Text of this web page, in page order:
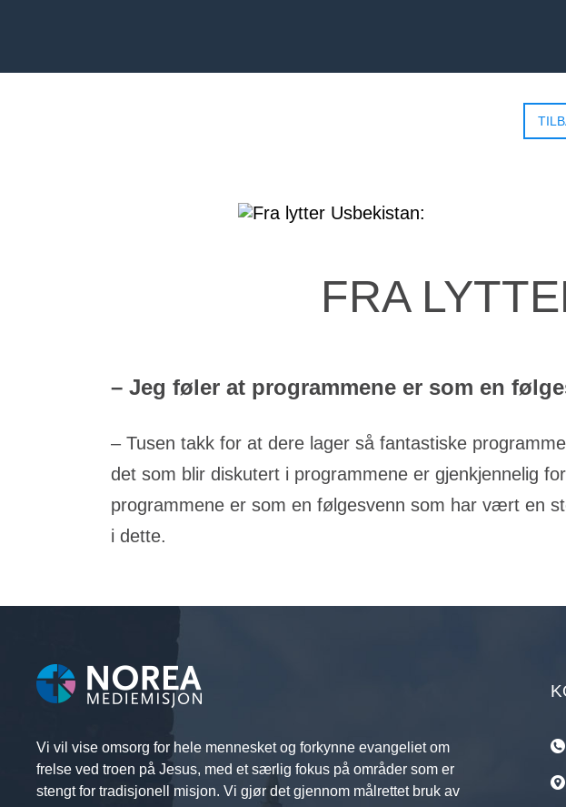
FRA
– Jeg føler at programmene er som en
– Tusen takk for at dere lager så fantastiske
det som blir diskutert i programmene er gjenkjennelig
programmene er som en følgesvenn som har vært en
i dette.
Vi vil vise omsorg for hele mennesket og forkynne evangeliet om
frelse ved troen på Jesus, med et særlig fokus på områder som er
stengt for tradisjonell misjon. Vi gjør det gjennom målrettet bruk av